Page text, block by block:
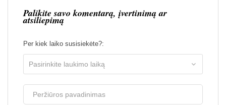
Palikite savo komentarą, įvertinimą ar
atsiliepimą
Per kiek laiko susisiekėte?: